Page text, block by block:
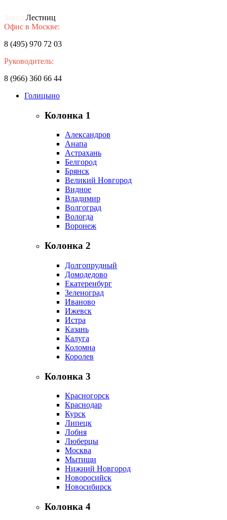
Лестниц
Офис в Москве:
8 (495) 970 72 03
Руководитель:
8 (966) 360 66 44
Голицыно
Колонка 1
Александров
Анапа
Астрахань
Белгород
Брянск
Великий Новгород
Видное
Владимир
Волгоград
Вологда
Воронеж
Колонка 2
Долгопрудный
Домодедово
Екатеренбург
Зеленоград
Иваново
Ижевск
Истра
Казань
Калуга
Коломна
Королев
Колонка 3
Красногорск
Краснодар
Курск
Липецк
Лобня
Люберцы
Москва
Мытищи
Нижний Новгород
Новоросийск
Новосибирск
Колонка 4